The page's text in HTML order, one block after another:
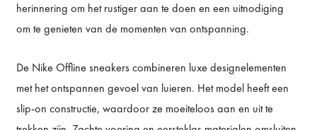
herinnering om het rustiger aan te doen en een uitnodiging
om te genieten van de momenten van ontspanning.
De Nike Offline sneakers combineren luxe designelementen
met het ontspannen gevoel van luieren. Het model heeft een
slip-on constructie, waardoor ze moeiteloos aan en uit te